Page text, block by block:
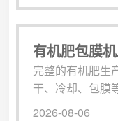
与出料速度，让
挤压力。无论是
枝，还是发酵污
经过充分发酵处
型。成型后的有
完整的有机肥生
干、冷却、包膜
的有机肥设备，
2026-08-06